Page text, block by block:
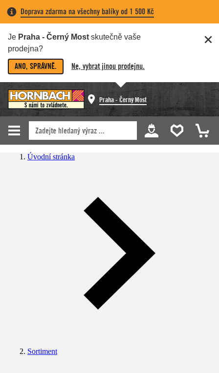
Doprava zdarma na všechny balíky od 1 500 Kč
Je Praha - Černý Most skutečně vaše
prodejna?
ANO, SPRÁVNĚ. Ne, vybrat jinou prodejnu.
Praha - Černý Most
Úvodní stránka
Sortiment